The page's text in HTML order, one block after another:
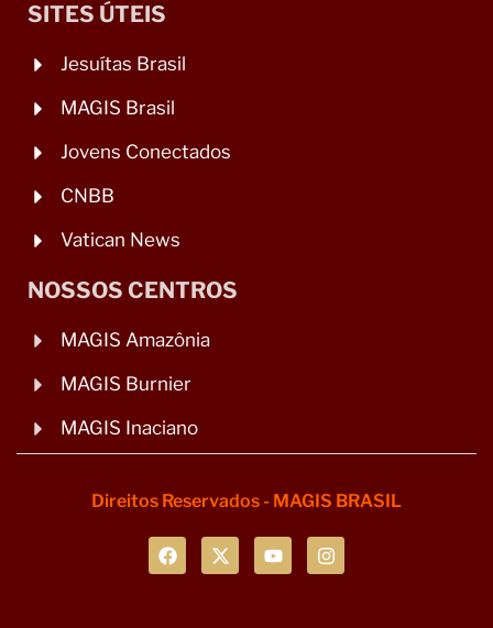
SITES ÚTEIS
Jesuítas Brasil
MAGIS Brasil
Jovens Conectados
CNBB
Vatican News
NOSSOS CENTROS
MAGIS Amazônia
MAGIS Burnier
MAGIS Inaciano
Direitos Reservados - MAGIS BRASIL